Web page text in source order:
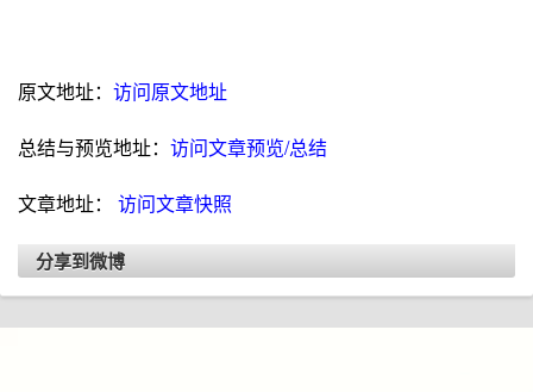
原文地址： 访问原文地址
总结与预览地址： 访问文章预览/总结
文章地址： 访问文章快照
分享到微博